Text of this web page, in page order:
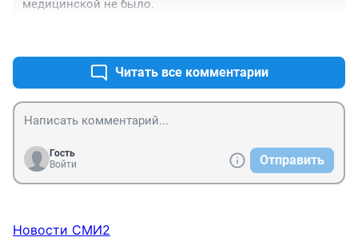
медицинской не было.
Читать все комментарии
Гость
Войти
Отправить
Новости СМИ2